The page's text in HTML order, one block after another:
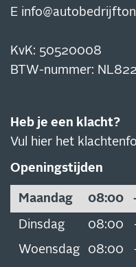
E
KvK: 50520008
BTW-nummer:
Heb je een klacht?
Vul hier het
Openingstijden
Maandag 08:00
Dinsdag 08:00
Woensdag
08:00